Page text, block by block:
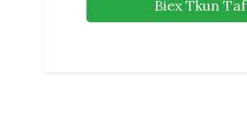
Biex Tkun Taf